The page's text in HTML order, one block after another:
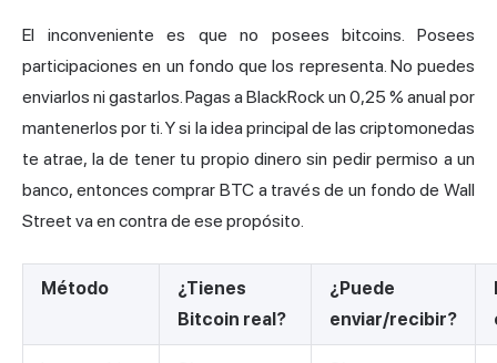
El inconveniente es que no posees bitcoins. Posees
participaciones en un fondo que los representa. No puedes
enviarlos ni gastarlos. Pagas a BlackRock un 0,25 % anual por
mantenerlos por ti. Y si la idea principal de las criptomonedas
te atrae, la de tener tu propio dinero sin pedir permiso a un
banco, entonces comprar BTC a través de un fondo de Wall
Street va en contra de ese propósito.
Método
¿Tienes
Bitcoin real?
¿Puede
enviar/recibir?